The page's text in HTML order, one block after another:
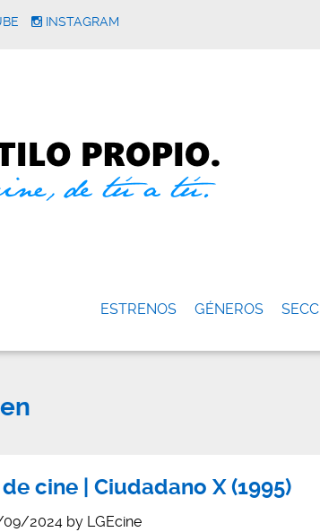
INSTAGRAM
ESTRENOS GÉNEROS
cine | Ciudadano X (1995)
09/2024 by LGEcine